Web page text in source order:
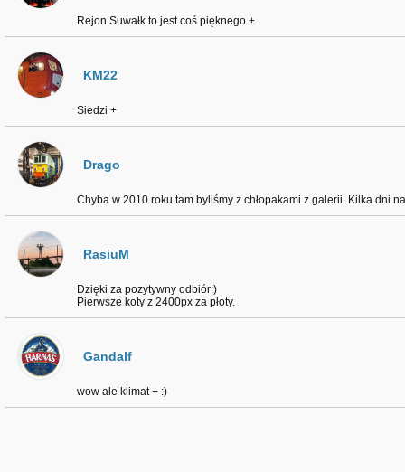
Rejon Suwałk to jest coś pięknego +
KM22
Siedzi +
Drago
Chyba w 2010 roku tam byliśmy z chłopakami z galerii. Kilka dni
RasiuM
Dzięki za pozytywny odbiór:)
Pierwsze koty z 2400px za płoty.
Gandalf
wow ale klimat + :)